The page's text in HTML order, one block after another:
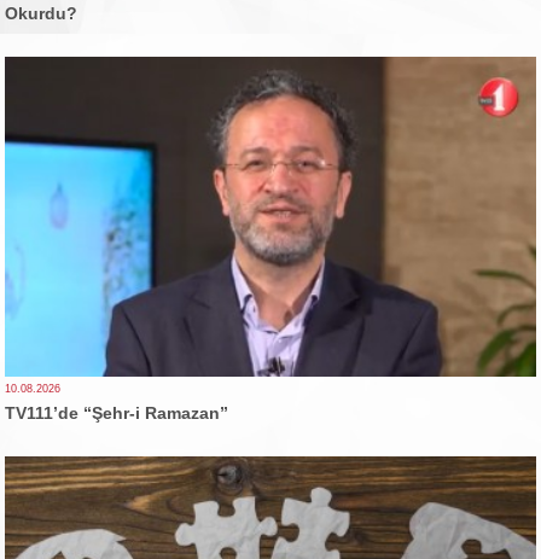
Okurdu?
10.08.2026
TV111’de “Şehr-i Ramazan”